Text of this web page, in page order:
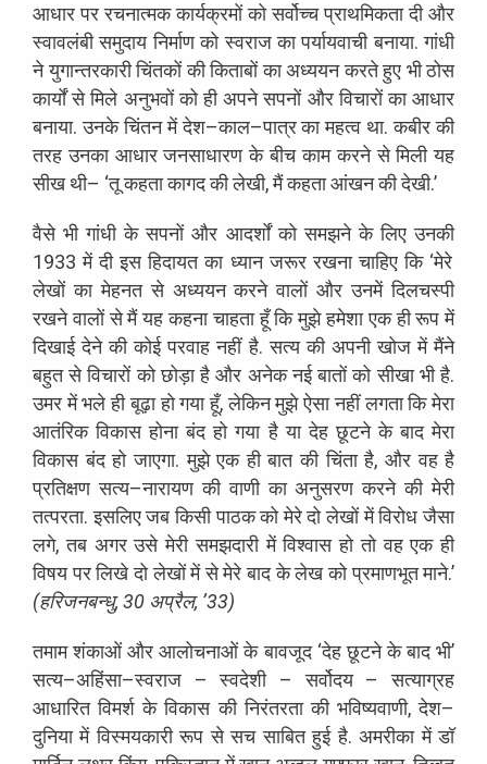
आधार पर रचनात्मक कार्यक्रमों को सर्वोच्च प्राथमिकता दी और
स्वावलंबी समुदाय निर्माण को स्वराज का पर्यायवाची बनाया.गांधी
ने युगान्तरकारी चिंतकों की किताबों का अध्ययन करते हुए भी ठोस
कार्यों से मिले अनुभवों को ही अपने सपनों और विचारों का आधार
बनाया.उनके चिंतन में देश–काल–पात्र का महत्व था.कबीर की
तरह उनका आधार जनसाधारण के बीच काम करने से मिली यह
सीखथी– ‘तूकहताकागदकीलेखी,मैंकहताआंखनकीदेखी.’
वैसे भी गांधी के सपनों और आदर्शों को समझने के लिए उनकी
1933में दी इस हिदायत का ध्यान जरूर रखना चाहिए कि ‘मेरे
लेखों का मेहनत से अध्ययन करने वालों और उनमें दिलचस्पी
रखने वालों से मैं यह कहना चाहता हूँ कि मुझे हमेशा एक ही रूप में
दिखाई देने की कोई परवाह नहीं है.सत्य की अपनी खोज में मैंने
बहुत से विचारों को छोड़ा है और अनेक नई बातों को सीखा भी है.
उमर में भले ही बूढ़ा हो गया हूँ,लेकिन मुझे ऐसा नहीं लगता कि मेरा
आतंरिक विकास होना बंद हो गया है या देह छूटने के बाद मेरा
विकास बंद हो जाएगा.मुझे एक ही बात की चिंता है, और वह है
प्रतिक्षण सत्य–नारायण की वाणी का अनुसरण करने की मेरी
तत्परता.इसलिए जब किसी पाठक को मेरे दो लेखों में विरोध जैसा
लगे,तब अगर उसे मेरी समझदारी में विश्वास हो तो वह एक ही
विषय पर लिखे दो लेखों में से मेरे बाद के लेख को प्रमाणभूत माने.’
(हरिजनबन्धु, 30 अप्रैल, ’33)
तमाम शंकाओं और आलोचनाओं के बावजूद ‘देह छूटने के बाद भी’
सत्य–अहिंसा–स्वराज – स्वदेशी – सर्वोदय –
सत्याग्रह
आधारित विमर्श के विकास की निरंतरता की भविष्यवाणी,देश–
दुनिया में विस्मयकारी रूप से सच साबित हुई है.अमरीका में डॉ